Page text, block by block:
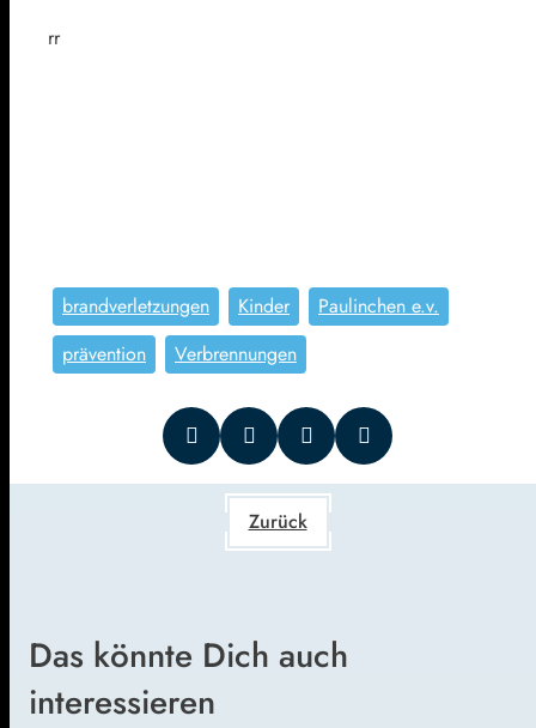
rr
brandverletzungen Kinder
Paulinchen e.v.
prävention
Verbrennungen
Zurück
Das könnte Dich auch
interessieren